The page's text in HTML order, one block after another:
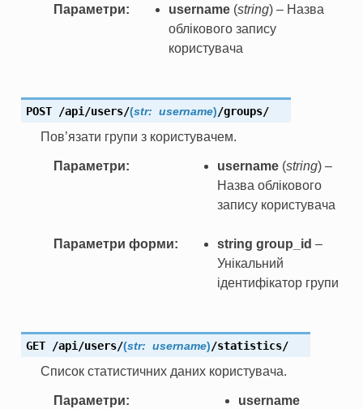
Параметри username(string) – Назва
облікового запису
користувача
POST /api/users/(str: username)/groups/
Пов’язати групи з користувачем.
Параметри username(string) –
Назва облікового
запису користувача
Параметри форми string group_id –
Унікальний
ідентифікатор групи
GET /api/users/(str: username)/statistics/
Список статистичних даних користувача.
Параметри
username